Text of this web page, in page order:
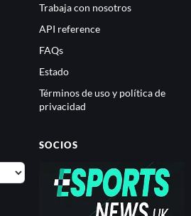
Trabaja con nosotros
API reference
FAQs
Estado
Términos de uso y política de
privacidad
SOCIOS